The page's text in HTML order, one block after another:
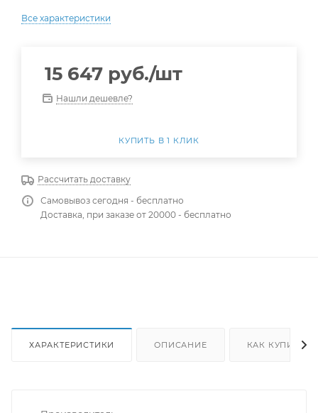
Все характеристики
15 647 руб./шт
Нашли дешевле?
КУПИТЬ В 1 КЛИК
Рассчитать доставку
Самовывоз сегодня - бесплатно
Доставка, при заказе от 20000 - бесплатно
ХАРАКТЕРИСТИКИ ОПИСАНИЕ КАК КУПИТЬ